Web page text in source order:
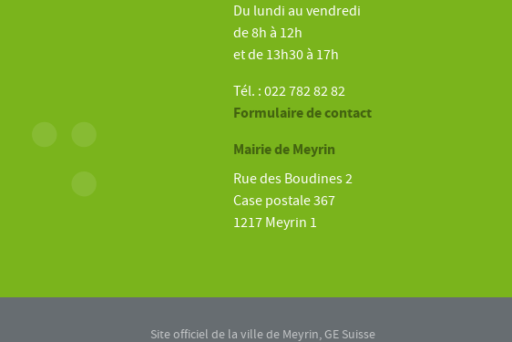
Du lundi au vendredi
de 8h à 12h
et de 13h30 à 17h
Tél. : 022 782 82 82
Formulaire de contact
Mairie de Meyrin
Rue des Boudines 2
Case postale 367
1217 Meyrin 1
Site officiel de la ville de Meyrin, GE Suisse